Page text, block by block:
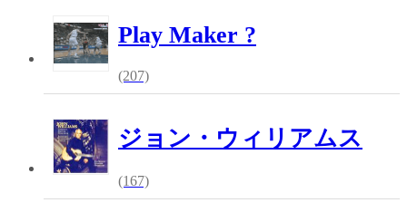
Play Maker ?
(207)
ジョン・ウィリアムス
(167)